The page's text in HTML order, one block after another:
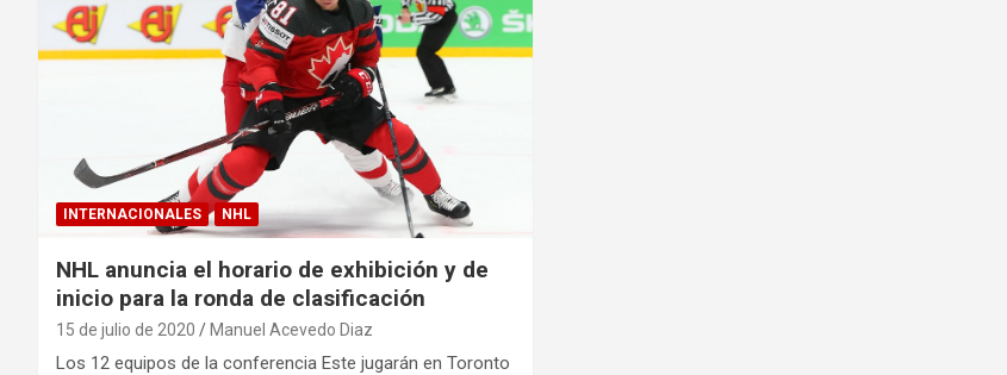
INTERNACIONALES NHL
NHL anuncia el horario de exhibición y de
inicio para la ronda de clasificación
15 de julio de 2020 Manuel Acevedo Diaz
Los 12 equipos de la conferencia Este jugarán en Toronto